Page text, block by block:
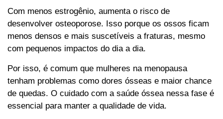
Com menos estrogênio, aumenta o risco de
desenvolver osteoporose. Isso porque os ossos ficam
menos densos e mais suscetíveis a fraturas, mesmo
com pequenos impactos do dia a dia.
Por isso, é comum que mulheres na menopausa
tenham problemas como dores ósseas e maior chance
de quedas. O cuidado com a saúde óssea nessa fase é
essencial para manter a qualidade de vida.